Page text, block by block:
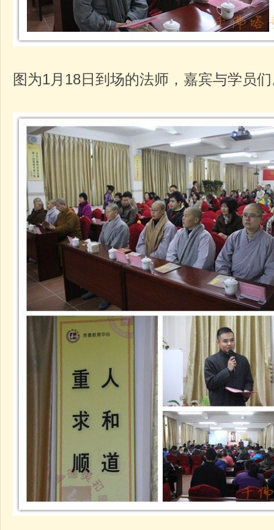
图为1月18日到场的法师，嘉宾与学员